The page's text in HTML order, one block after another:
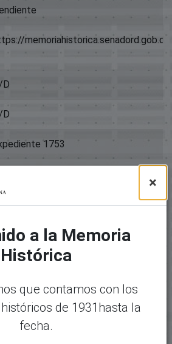
D
D
1753
×
a la Memoria
Histórica
que contamos con los
de 1931hasta la
fecha.